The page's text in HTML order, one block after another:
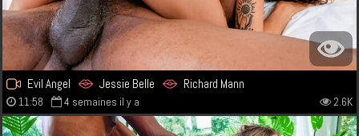
Evil Angel Jessie Belle Richard Mann
11:58 4 semaines il y a 2.6K